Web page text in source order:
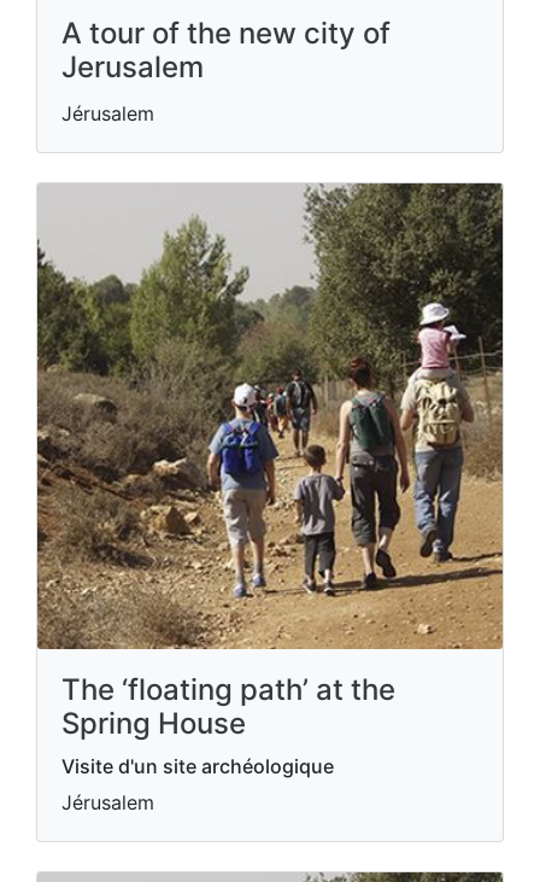
A tour of the new city of
Jerusalem
Jérusalem
The ‘floating path’ at the
Spring House
Visite d'un site archéologique
Jérusalem